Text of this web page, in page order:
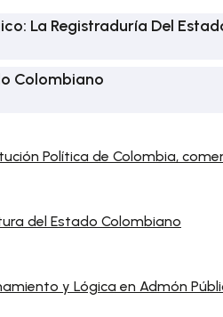
La Registraduría Del
Colombiano
Política de Colombia,
del Estado Colombiano
y Lógica en Admón